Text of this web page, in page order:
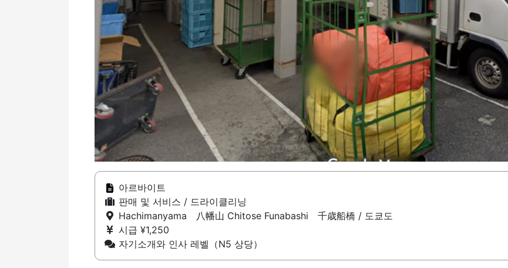
아르바이트
판매 및 서비스 / 드라이클리닝
Hachimanyama 八幡山 Chitose Funabashi 千歳船橋 / 도쿄도
시급 ¥1,250
자기소개와 인사 레벨（N5 상당）